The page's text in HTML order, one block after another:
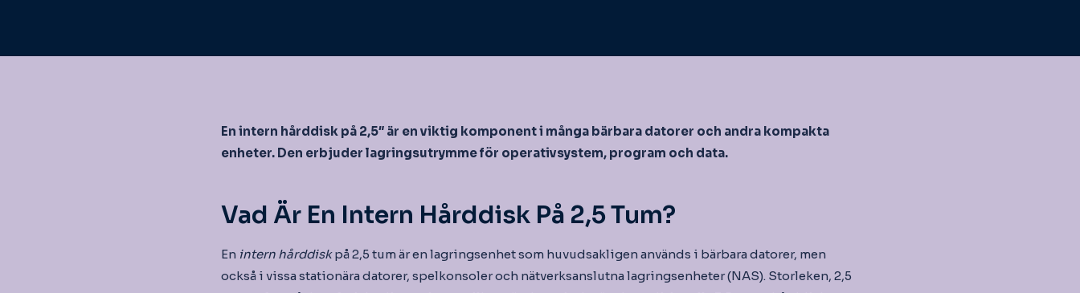
En intern hårddisk på 2,5″ är en viktig komponent i många bärbara datorer och andra kompakta
enheter. Den erbjuder lagringsutrymme för operativsystem, program och data.
Vad Är En Intern Hårddisk På 2,5 Tum?
En intern hårddiskpå 2,5 tum är en lagringsenhet som huvudsakligen används i bärbara datorer, men
också i vissa stationära datorer, spelkonsoler och nätverksanslutna lagringsenheter (NAS). Storleken, 2,5